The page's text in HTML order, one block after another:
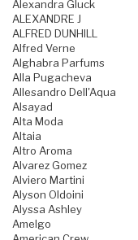
Alexandra Gluck
ALEXANDRE J
ALFRED DUNHILL
Alfred Verne
Alghabra Parfums
Alla Pugacheva
Allesandro Dell'Aqua
Alsayad
Alta Moda
Altaia
Altro Aroma
Alvarez Gomez
Alviero Martini
Alyson Oldoini
Alyssa Ashley
Amelgo